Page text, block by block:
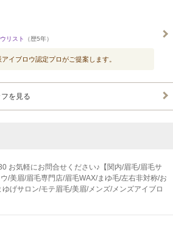
リスト （歴5年）
イブロウ認定プロがご提案します。
を見る
お気軽にお問合せください♪【関内/眉毛/眉毛サ
/美眉/眉毛専門店/眉毛WAX/まゆ毛/左右非対称/お
ゆげサロン/モテ眉毛/美眉/メンズ/メンズアイブロ